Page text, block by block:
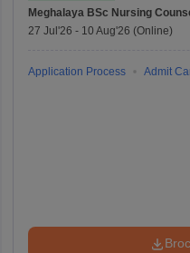
Meghalaya BSc Nursing
27 Jul'26 - 10 Aug'26 (Online)
Application Process Admit